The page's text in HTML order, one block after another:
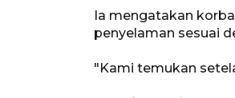
Ia mengatakan
penyelaman sesuai
"Kami temukan